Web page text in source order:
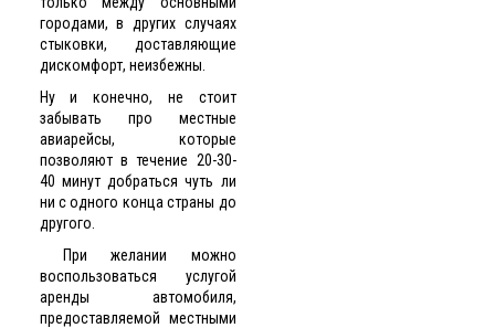
городами, в других случаях
стыковки, доставляющие
дискомфорт, неизбежны.
Ну и конечно, не стоит
забывать про местные
авиарейсы, которые
позволяют в течение 20-30-
40 минут добраться чуть ли
ни с одного конца страны до
другого.
При желании можно
воспользоваться услугой
аренды автомобиля,
предоставляемой местными